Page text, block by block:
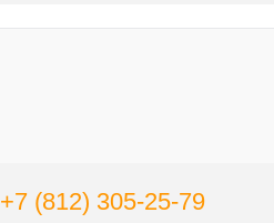
+7 (812) 305-25-79